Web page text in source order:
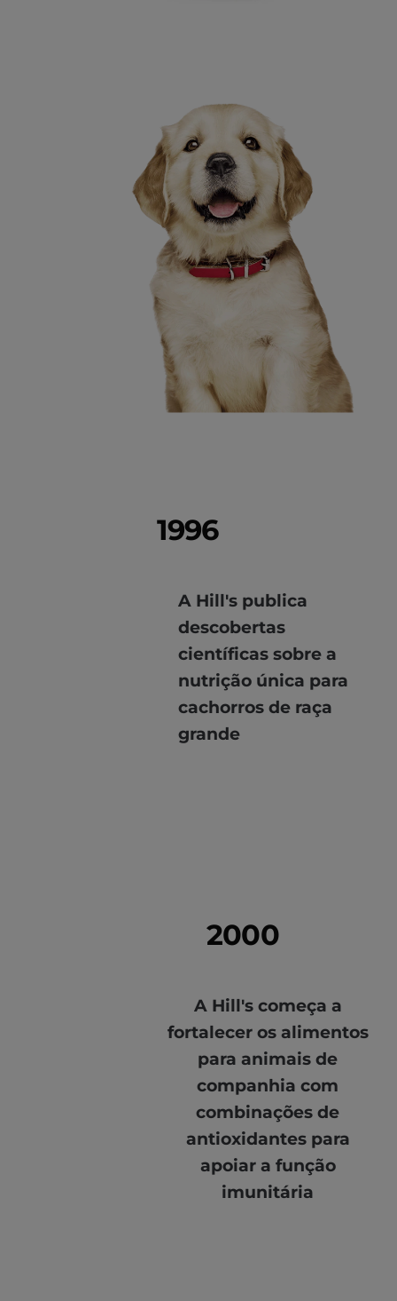
1996
A Hill's publica
descobertas
científicas sobre a
nutrição única para
cachorros de raça
grande
2000
A Hill's começa a
fortalecer os alimentos
para animais de
companhia com
combinações de
antioxidantes para
apoiar a função
imunitária